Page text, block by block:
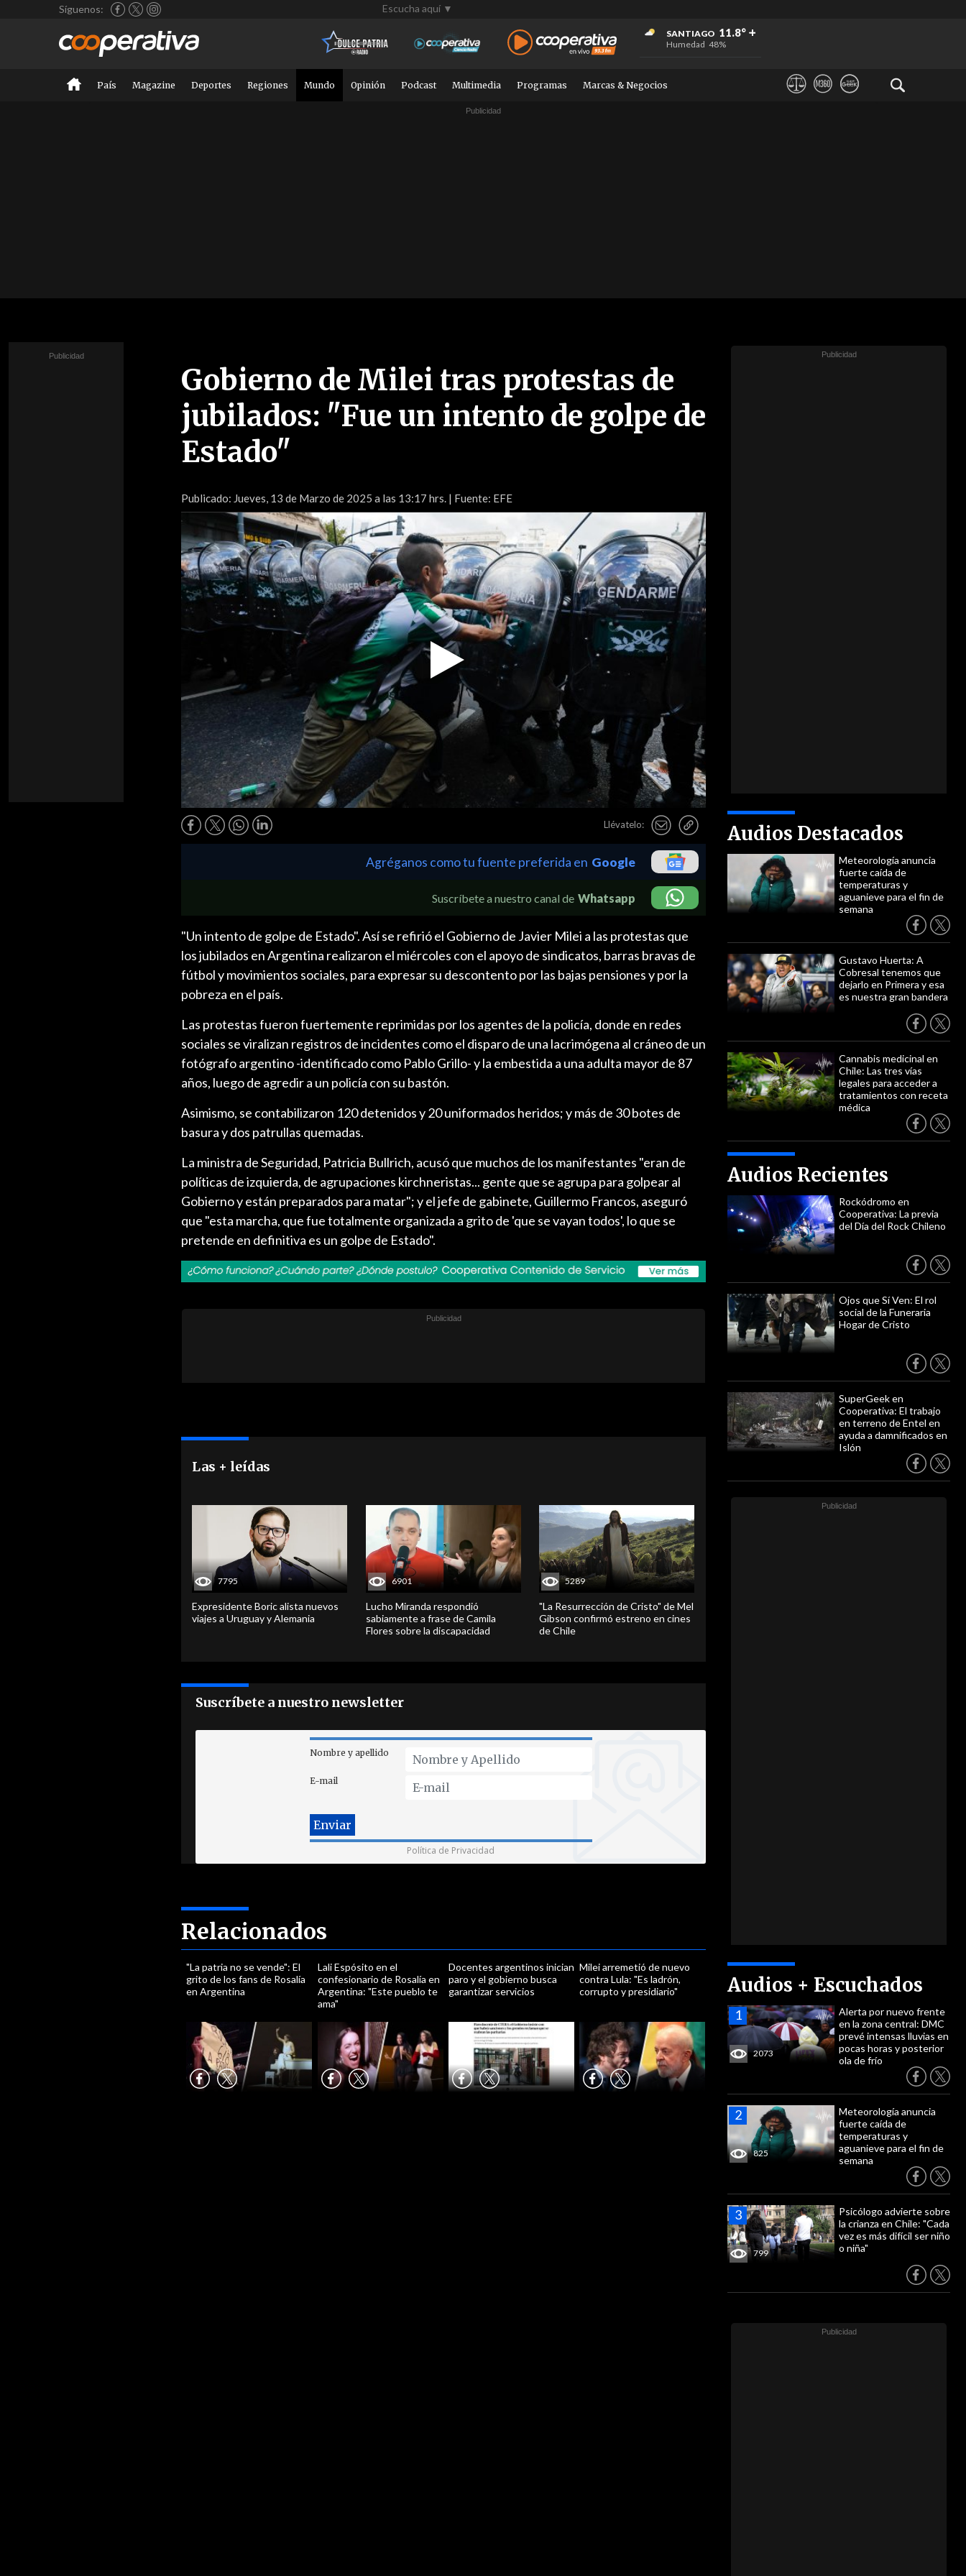
Síguenos: Escucha aquí ▼
SANTIAGO 11.8°
Humedad 48%
+
+
+
País Magazine Deportes Regiones Mundo Opinión Podcast Multimedia Programas Marcas & Negocios
Gobierno de Milei tras protestas de
jubilados: "Fue un intento de golpe de
Estado"
Publicado: Jueves, 13 de Marzo de 2025 a las 13:17 hrs. | Fuente: EFE
Video
Llévatelo: Audios Destacados
Meteorología anuncia
fuerte caída de
temperaturas y
aguanieve para el fin de
semana
Gustavo Huerta: A
Cobresal tenemos que
dejarlo en Primera y esa
es nuestra gran bandera
Cannabis medicinal en
Chile: Las tres vías
legales para acceder a
tratamientos con receta
médica
Audios Recientes
Rockódromo en
Cooperativa: La previa
del Día del Rock Chileno
Ojos que Sí Ven: El rol
social de la Funeraria
Hogar de Cristo
SuperGeek en
Cooperativa: El trabajo
en terreno de Entel en
ayuda a damnificados en
Islón
Audios + Escuchados
2073
Alerta por nuevo frente
en la zona central: DMC
prevé intensas lluvias en
pocas horas y posterior
ola de frío
825
Meteorología anuncia
fuerte caída de
temperaturas y
aguanieve para el fin de
semana
799
Psicólogo advierte sobre
la crianza en Chile: "Cada
vez es más difícil ser niño
o niña"
Agréganos como tu fuente preferida en Google
Suscríbete a nuestro canal de Whatsapp
"Un intento de golpe de Estado". Así se refirió el Gobierno de Javier Milei a las protestas que
los jubilados en Argentina realizaron el miércoles con el apoyo de sindicatos, barras bravas de
fútbol y movimientos sociales, para expresar su descontento por las bajas pensiones y por la
pobreza en el país.
Las protestas fueron fuertemente reprimidas por los agentes de la policía, donde en redes
sociales se viralizan registros de incidentes como el disparo de una lacrimógena al cráneo de un
fotógrafo argentino -identificado como Pablo Grillo- y la embestida a una adulta mayor de 87
años, luego de agredir a un policía con su bastón.
Asimismo, se contabilizaron 120 detenidos y 20 uniformados heridos; y más de 30 botes de
basura y dos patrullas quemadas.
La ministra de Seguridad, Patricia Bullrich, acusó que muchos de los manifestantes "eran de
políticas de izquierda, de agrupaciones kirchneristas... gente que se agrupa para golpear al
Gobierno y están preparados para matar"; y el jefe de gabinete, Guillermo Francos, aseguró
que "esta marcha, que fue totalmente organizada a grito de 'que se vayan todos', lo que se
pretende en definitiva es un golpe de Estado".
Las + leídas
7795
Expresidente Boric alista nuevos
viajes a Uruguay y Alemania
6901
Lucho Miranda respondió
sabiamente a frase de Camila
Flores sobre la discapacidad
5289
"La Resurrección de Cristo" de Mel
Gibson confirmó estreno en cines
de Chile
Suscríbete a nuestro newsletter
Nombre y apellido
E-mail
Política de Privacidad
Relacionados
"La patria no se vende": El
grito de los fans de Rosalía
en Argentina
Lali Espósito en el
confesionario de Rosalía en
Argentina: "Este pueblo te
ama"
Docentes argentinos inician
paro y el gobierno busca
garantizar servicios
Milei arremetió de nuevo
contra Lula: "Es ladrón,
corrupto y presidiario"